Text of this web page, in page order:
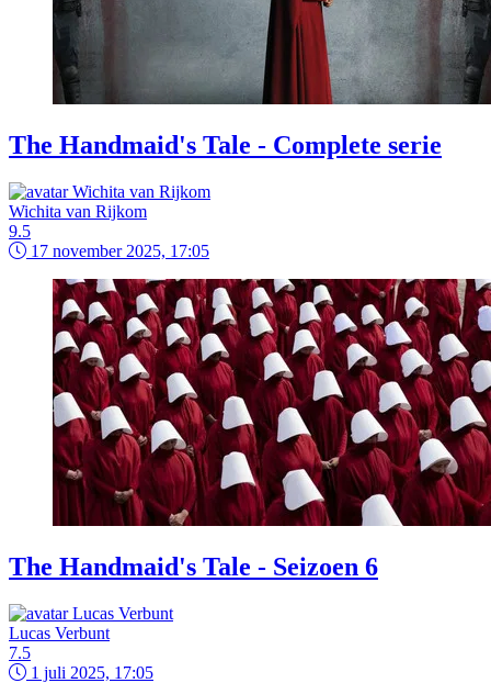
The Handmaid's Tale - Complete serie
Wichita van Rijkom
9.5
17 november 2025, 17:05
The Handmaid's Tale - Seizoen 6
Lucas Verbunt
7.5
1 juli 2025, 17:05